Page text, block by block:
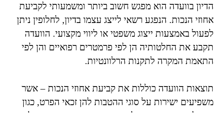
הדיון בוועדה הוא מפגש חשוב ביותר ומשמעותי לקביעת
אחוזי הנכות. הנפגע רשאי לייצג עצמו בדיון, לחלופין ניתן
לפעול באמצעות ייצוג משפטי או ליווי מקצועי. הוועדה
תקבע את החלטותיה הן לפי פרמטרים רפואיים והן לפי
התאמת המקרה לתקנות הרלוונטיות.
תוצאות הוועדה כוללות את קביעת אחוזי הנכות – אשר
משפיעים ישירות על סוגי ההטבות להן זכאי הפרט, כגון